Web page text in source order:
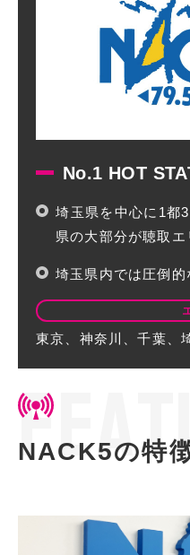
No.1 HOT
埼玉県を中心に1都
県の大部分が聴取エ
埼玉県内では圧倒的
東京、神奈川、千葉、
FEAT
NACK5の特